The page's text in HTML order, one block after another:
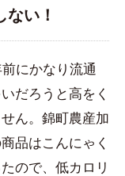
い！
にかなり流通
だろうと高をく
ん。錦町農産加
品はこんにゃく
ので、低カロリ